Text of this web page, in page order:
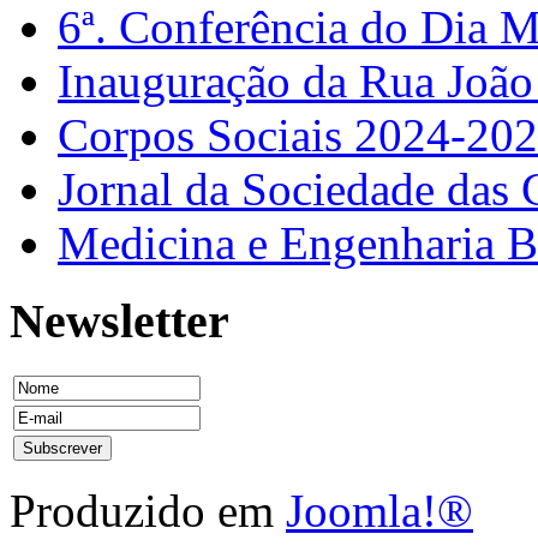
6ª. Conferência do Dia
Inauguração da Rua
Corpos Sociais 2024-
Jornal da Sociedade
Medicina e Engenharia
Newsletter
Produzido em Joomla!®